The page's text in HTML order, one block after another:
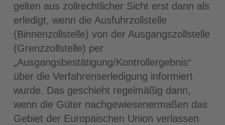
gelten aus zollrechtlicher Sicht erst dann als
erledigt, wenn die Ausfuhrzollstelle
(Binnenzollstelle) von der Ausgangszollstelle
(Grenzzollstelle) per
„Ausgangsbestätigung/Kontrollergebnis“
über die Verfahrenser­ledigung informiert
wurde. Das geschieht regelmäßig dann,
wenn die Güter nachge­wiesenermaßen das
Gebiet der Europäischen Union verlassen